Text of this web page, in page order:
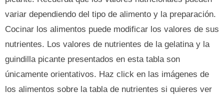
variar dependiendo del tipo de alimento y la preparación.
Cocinar los alimentos puede modificar los valores de sus
nutrientes. Los valores de nutrientes de la gelatina y la
guindilla picante presentados en esta tabla son
únicamente orientativos. Haz click en las imágenes de
los alimentos sobre la tabla de nutrientes si quieres ver